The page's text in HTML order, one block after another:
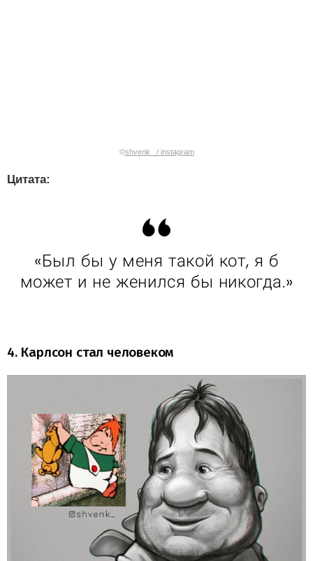
©shvenk_ / instagram
Цитата:
«Был бы у меня такой кот, я б
может и не женился бы никогда.»
4. Карлсон стал человеком